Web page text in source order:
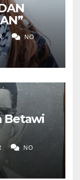
NO
Betawi
NO